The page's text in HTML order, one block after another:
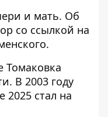
и мать. Об
со ссылкой на
.
Томаковка
В 2003 году
2025 стал на